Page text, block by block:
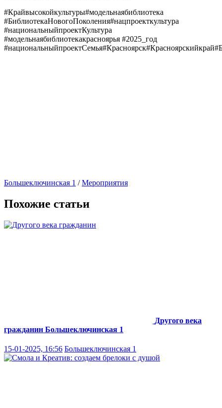
#Крайвысокойкультуры#модельнаябиблиотека
#БиблиотекаНовогоПоколения#нацпроекткультура
#национальныйпроектКультура
#модельнаябиблиотекакрасноярья #2025_год
Большеключинская 1 /Мероприятия
Похожие статьи
Другого века
гражданин Большеключинская 1
15-01-2025, 16:56 Большеключинская 1